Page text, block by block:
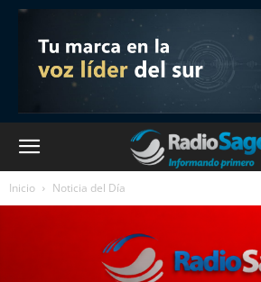
Inicio Noticia del Día